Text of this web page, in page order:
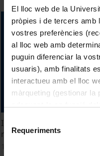
El lloc web de la
pròpies i de tercers amb
vostres preferències
al lloc web amb
puguin diferenciar la
usuaris), amb finalitats
interactueu amb el lloc
màrqueting (gestionar la
consultar laPolítica de
de Requeriments
Implicacions jurídiques
regulació global, drets